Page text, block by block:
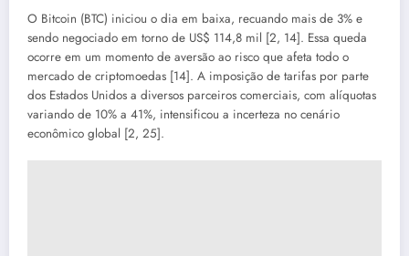
O Bitcoin (BTC) iniciou o dia em baixa, recuando mais de 3% e
sendo negociado em torno de US$ 114,8 mil [2, 14]. Essa queda
ocorre em um momento de aversão ao risco que afeta todo o
mercado de criptomoedas [14]. A imposição de tarifas por parte
dos Estados Unidos a diversos parceiros comerciais, com alíquotas
variando de 10% a 41%, intensificou a incerteza no cenário
econômico global [2, 25].